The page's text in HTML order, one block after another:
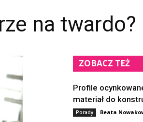
na twardo?
ZOBACZ TEŻ
Profile
materiał do
Porady Beata